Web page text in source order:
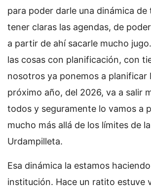
para poder darle una dinámica de
tener claras las agendas, de
a partir de ahí sacarle mucho
las cosas con planificación, con
nosotros ya ponemos a planificar
próximo año, del 2026, va a salir
todos y seguramente lo vamos a
mucho más allá de los límites de
Urdampilleta.
Esa dinámica la estamos
institución. Hace un ratito estuve